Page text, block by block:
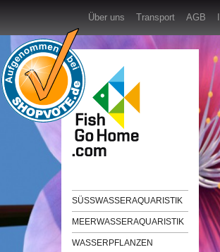
Über uns Transport AGB
SÜSSWASSERAQUARISTIK
MEERWASSERAQUARISTIK
WASSERPFLANZEN